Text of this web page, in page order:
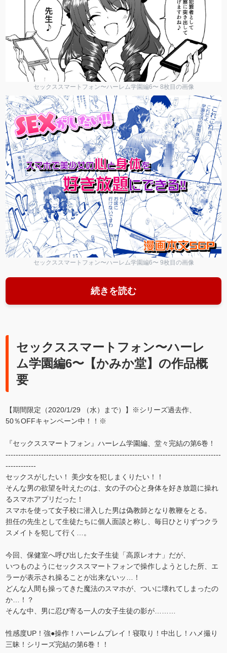
セックススマートフォン〜ハーレム学園編6〜 8枚目の画像
セックススマートフォン〜ハーレム学園編6〜 9枚目の画像
続きを読む
セックススマートフォン〜ハーレ
ム学園編6〜【かみか堂】の作品概
要
【期間限定（2020/1/29 （水）まで）】※シリーズ過去作、
50％OFFキャンペーン中！！※
『セックススマートフォン』ハーレム学園編、堂々完結の第6巻！
-------------------------------------------------------------------------------------
------------
セックスがしたい！ 美少女を犯しまくりたい！！
そんな男の欲望を叶えたのは、女の子の心と身体を好き放題に操れ
るスマホアプリだった！
スマホを使って女子校に潜入した男は偽教師となり教鞭をとる。
担任の先生として生徒たちに個人面談と称し、毎日ひとりずつクラ
スメイトを犯して行く…。
今回、保健室へ呼び出した女子生徒「高原レオナ」だが、
いつものようにセックススマートフォンで操作しようとした所、エ
ラーが表示され操ることが出来ないッ…！
どんな人間も操ってきた魔法のスマホが、ついに壊れてしまったの
か…！？
そんな中、男に忍び寄る一人の女子生徒の影が………
性感度UP！強●操作！ハーレムプレイ！寝取り！中出し！ハメ撮り
三昧！シリーズ完結の第6巻！！